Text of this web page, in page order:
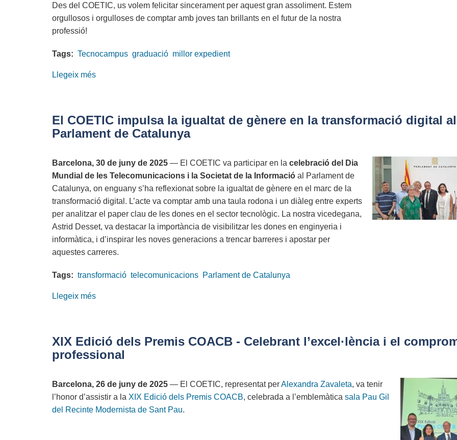
Des del COETIC, us volem felicitar sincerament per aquest gran assoliment. Estem
orgullosos i orgulloses de comptar amb joves tan brillants en el futur de la nostra
professió!
Tags: Tecnocampus graduació millor expedient
Llegeix més
el
COETIC
els
millors
expedients
del
Tecnocampus
2025
El COETIC impulsa la igualtat de gènere en la transformació digital al
Parlament de Catalunya
Barcelona, 30 de juny de 2025 — El COETIC va participar en la celebració del Dia
Mundial de les Telecomunicacions i la Societat de la Informació al Parlament de
Catalunya, on enguany s’ha reflexionat sobre la igualtat de gènere en el marc de la
transformació digital. L’acte va comptar amb una taula rodona i un diàleg entre experts
per analitzar el paper clau de les dones en el sector tecnològic. La nostra vicedegana,
Astrid Desset, va destacar la importància de visibilitzar les dones en enginyeria i
informàtica, i d’inspirar les noves generacions a trencar barreres i apostar per
aquestes carreres.
Tags: transformació telecomunicacions Parlament de Catalunya
Llegeix més
la
igualtat
gènere
en
la
XIX Edició dels Premis COACB - Celebrant l’excel·lència i el
professional
Barcelona, 26 de juny de 2025 — El COETIC, representat perAlexandra Zavaleta, va tenir
l’honor d’assistir a la XIX Edició dels Premis COACB, celebrada a l’emblemàtica sala Pau Gil
del Recinte Modernista de Sant Pau.